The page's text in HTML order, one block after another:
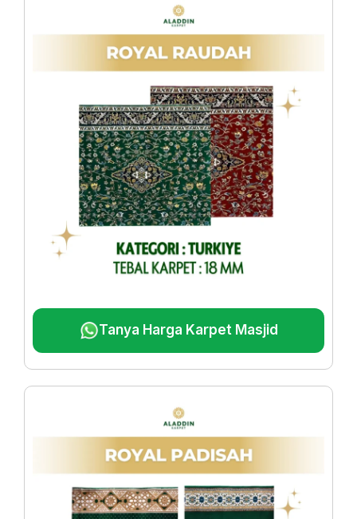
Tanya Harga Karpet Masjid